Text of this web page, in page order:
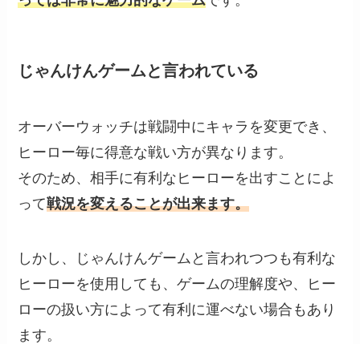
じゃんけんゲームと言われている
オーバーウォッチは戦闘中にキャラを変更でき、
ヒーロー毎に得意な戦い方が異なります。
そのため、相手に有利なヒーローを出すことによ
って戦況を変えることが出来ます。
しかし、じゃんけんゲームと言われつつも有利な
ヒーローを使用しても、ゲームの理解度や、ヒー
ローの扱い方によって有利に運べない場合もあり
ます。